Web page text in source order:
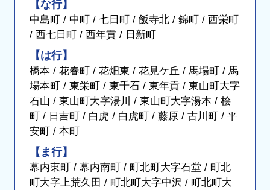
【な行】
中島町 / 中町 / 七日町 / 飯寺北 / 錦町 / 西栄町
/ 西七日町 / 西年貢 / 日新町
【は行】
橋本 / 花春町 / 花畑東 / 花見ケ丘 / 馬場町 / 馬
場本町 / 東栄町 / 東千石 / 東年貢 / 東山町大字
石山 / 東山町大字湯川 / 東山町大字湯本 / 桧
町 / 日吉町 / 白虎 / 白虎町 / 藤原 / 古川町 / 平
安町 / 本町
【ま行】
幕内東町 / 幕内南町 / 町北町大字石堂 / 町北
町大字上荒久田 / 町北町大字中沢 / 町北町大